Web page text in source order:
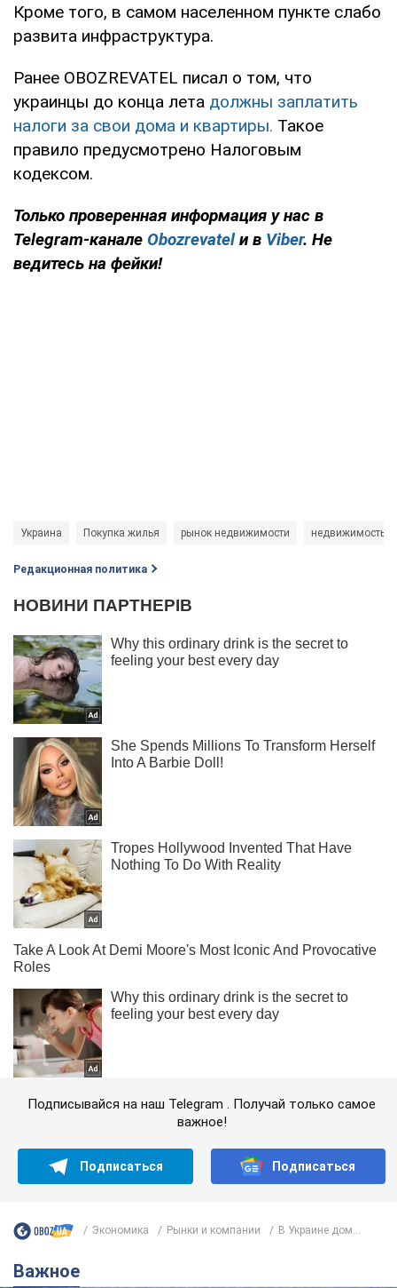
Кроме того, в самом населенном пункте слабо
развита инфраструктура.
Ранее OBOZREVATEL писал о том, что
украинцы до конца лета должны заплатить
налоги за свои дома и квартиры. Такое
правило предусмотрено Налоговым
кодексом.
Только проверенная информация у нас в
Telegram-канале Obozrevatelи в Viber. Не
ведитесь на фейки!
Украина Покупка жилья рынок недвижимости недвижимость
Редакционная политика
Подписывайся на наш Telegram . Получай только самое
важное!
Подписаться Подписаться
Экономика Рынки и компании В Украине дом...
Важное